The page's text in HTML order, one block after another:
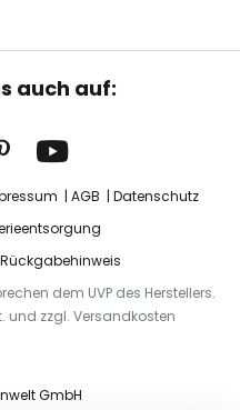
auch auf:
AGB
Datenschutz
dem UVP des Herstellers.
und zzgl. Versandkosten
GmbH